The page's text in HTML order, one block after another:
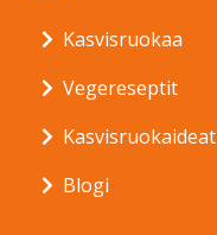
Kasvisruokaa
Vegereseptit
Kasvisruokaideat
Blogi